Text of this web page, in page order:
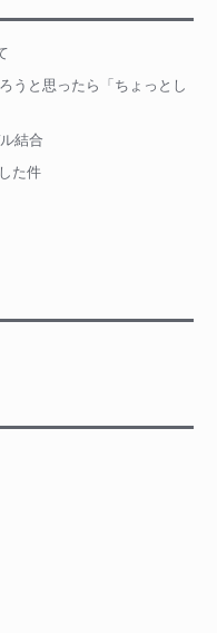
うと思ったら「ちょっとし
結合
た件